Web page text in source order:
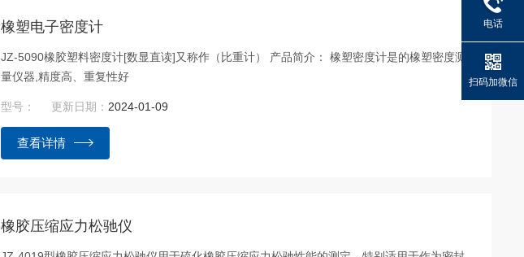
橡塑电子密度计
JZ-5090橡胶塑料密度计[数显直读]又称作（比重计） 产品简介： 橡塑密度计是的橡塑密度测
量仪器,精度高、重复性好
型号： 更新日期： 2024-01-09
查看详情
橡胶压缩应力松驰仪
电话
扫码加微信